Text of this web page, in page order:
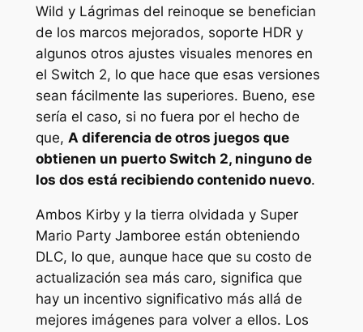
Wild y Lágrimas del reinoque se benefician
de los marcos mejorados, soporte HDR y
algunos otros ajustes visuales menores en
el Switch 2, lo que hace que esas versiones
sean fácilmente las superiores. Bueno, ese
sería el caso, si no fuera por el hecho de
que, A diferencia de otros juegos que
obtienen un puerto Switch 2, ninguno de
los dos está recibiendo contenido nuevo.
Ambos Kirby y la tierra olvidada y Super
Mario Party Jamboree están obteniendo
DLC, lo que, aunque hace que su costo de
actualización sea más caro, significa que
hay un incentivo significativo más allá de
mejores imágenes para volver a ellos. Los